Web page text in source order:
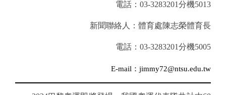
電話：03-3283201分機5013
新聞聯絡人：體育處陳志榮體育長
電話：03-3283201分機5005
E-mail ：jimmy72@ntsu.edu.tw